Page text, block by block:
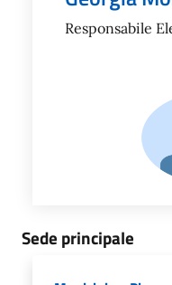
Responsabile
Sede principale